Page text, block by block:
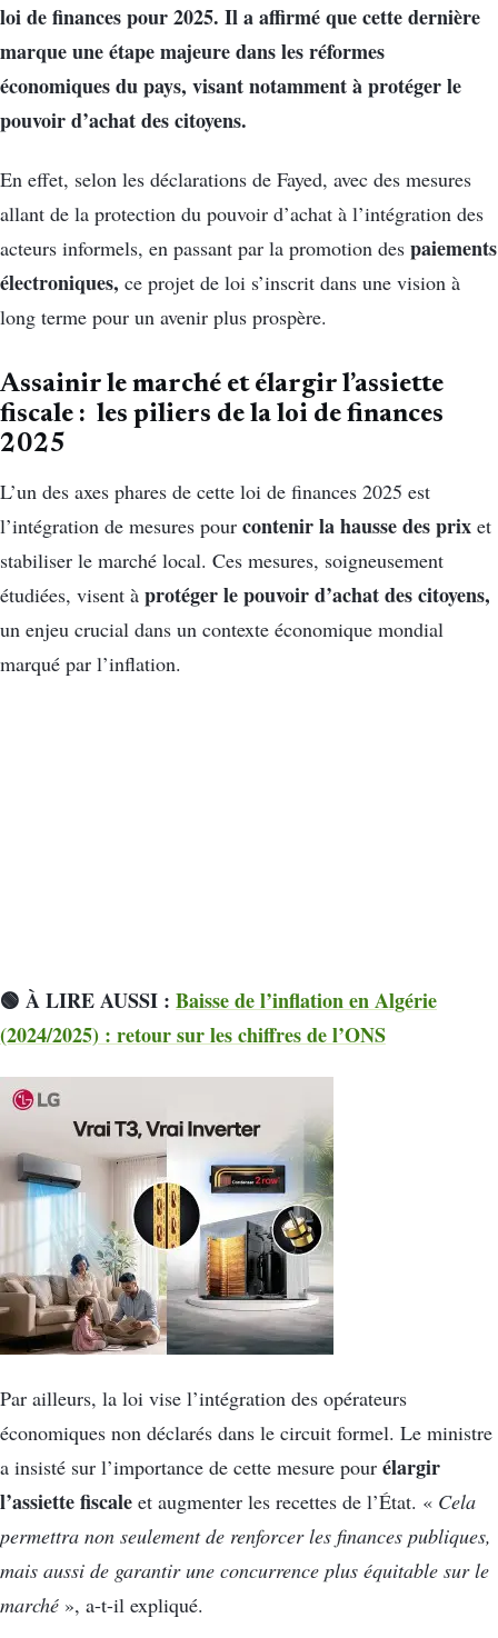
loi de finances pour 2025. Il a affirmé que cette dernière
marque une étape majeure dans les réformes
économiques du pays, visant notamment à protéger le
pouvoir d’achat des citoyens.
En effet, selon les déclarations de Fayed, avec des mesures
allant de la protection du pouvoir d’achat à l’intégration des
acteurs informels, en passant par la promotion des paiements
électroniques, ce projet de loi s’inscrit dans une vision à
long terme pour un avenir plus prospère.
Assainir le marché et élargir l’assiette
fiscale : les piliers de la loi de finances
2025
L’un des axes phares de cette loi de finances 2025 est
l’intégration de mesures pour contenir la hausse des prix et
stabiliser le marché local. Ces mesures, soigneusement
étudiées, visent à protéger le pouvoir d’achat des citoyens,
un enjeu crucial dans un contexte économique mondial
marqué par l’inflation.
🟢 À LIRE AUSSI : Baisse de l’inflation en Algérie
(2024/2025) : retour sur les chiffres de l’ONS
Par ailleurs, la loi vise l’intégration des opérateurs
économiques non déclarés dans le circuit formel. Le ministre
a insisté sur l’importance de cette mesure pour élargir
l’assiette fiscale et augmenter les recettes de l’État. « Cela
permettra non seulement de renforcer les finances publiques,
mais aussi de garantir une concurrence plus équitable sur le
marché », a-t-il expliqué.